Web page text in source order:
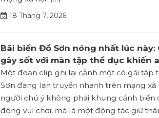
18 Tháng 7, 2026
Bãi biển Đồ Sơn nóng nhất lúc này:
gây sốt với màn tập thể dục khiến
Một đoạn clip ghi lại cảnh một cô gái tập
Sơn đang lan truyền nhanh trên mạng xã
người chú ý không phải khung cảnh biển
động vui chơi, mà là một động tác giữ